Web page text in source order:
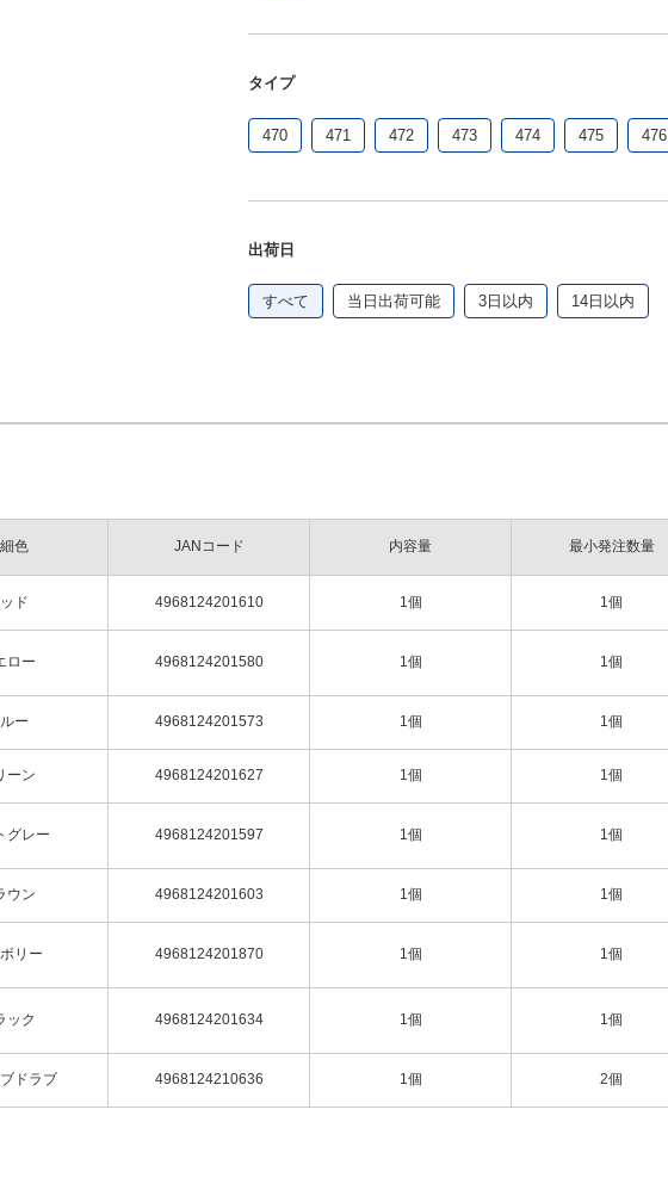
チュエーションに
ブラック
タイプ
470 471 472 473 474 475 476
出荷日
すべて 当日出荷可能 3日以内 14日以内
色 JANコード 内容量 最小発注数量
ド 4968124201610 1個 1個
ロー 4968124201580 1個 1個
ー 4968124201573 1個 1個
ーン 4968124201627 1個 1個
グレー 4968124201597 1個 1個
ウン 4968124201603 1個 1個
リー 4968124201870 1個 1個
ック 4968124201634 1個 1個
ドラブ 4968124210636 1個 2個